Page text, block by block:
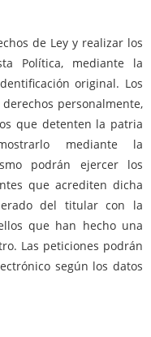
de Ley y realizar los
Política, mediante la
original. Los
personalmente,
que detenten la patria
mediante la
podrán ejercer los
que acrediten dicha
del titular con la
que han hecho una
Las peticiones podrán
según los datos